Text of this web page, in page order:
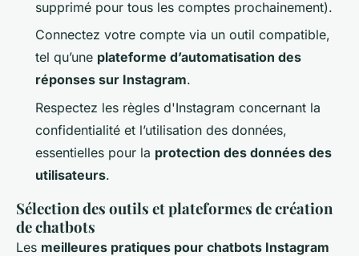
supprimé pour tous les comptes prochainement).
Connectez votre compte via un outil compatible,
tel qu’une plateforme d’automatisation des
réponses sur Instagram.
Respectez les règles d'Instagram concernant la
confidentialité et l’utilisation des données,
essentielles pour la protection des données des
utilisateurs.
Sélection des outils et plateformes de création
de chatbots
Les meilleures pratiques pour chatbots Instagram